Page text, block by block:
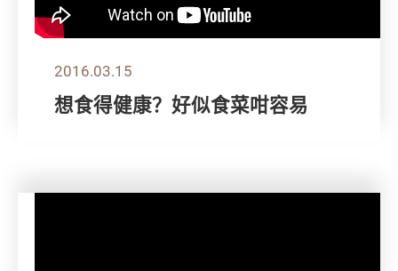
2016.03.15
想食得健康？好似食菜咁容易